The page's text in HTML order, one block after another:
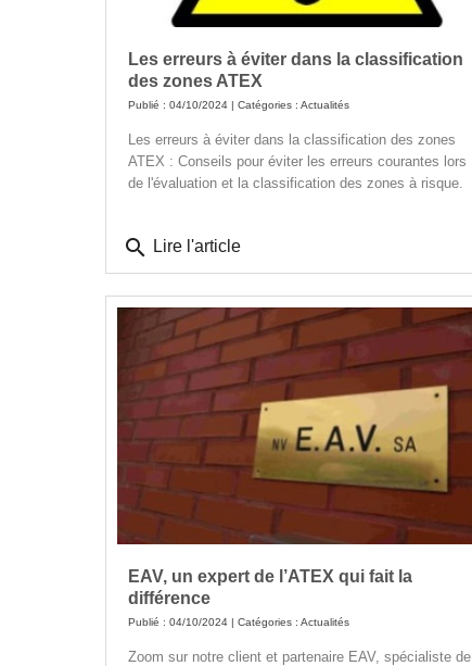
Les erreurs à éviter dans la classification
des zones ATEX
Publié : 04/10/2024 | Catégories : Actualités
Les erreurs à éviter dans la classification des zones
ATEX : Conseils pour éviter les erreurs courantes lors
de l'évaluation et la classification des zones à risque.
search Lire l'article
EAV, un expert de l’ATEX qui fait la
différence
Publié : 04/10/2024 | Catégories : Actualités
Zoom sur notre client et partenaire EAV, spécialiste de